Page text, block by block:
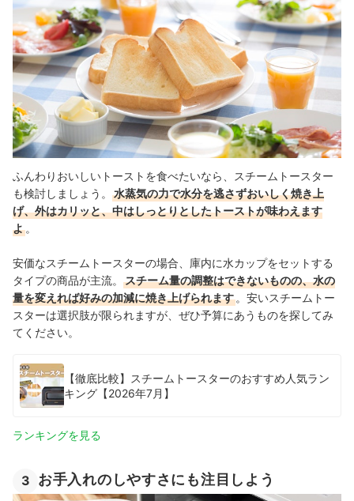
ふんわりおいしいトーストを食べたいなら、スチームトースター
も検討しましょう。
水蒸気の力で水分を逃さずおいしく焼き上
げ、外はカリッと、中はしっとりとしたトーストが味わえます
よ 。
安価なスチームトースターの場合、庫内に水カップをセットする
タイプの商品が主流。
スチーム量の調整はできないものの、水の
量を変えれば好みの加減に焼き上げられます 。安いスチームトー
スターは選択肢が限られますが、ぜひ予算にあうものを探してみ
てください。
【徹底比較】スチームトースターのおすすめ人気ラン
キング【2026年7月】
ランキングを見る
3 お手入れのしやすさにも注目しよう